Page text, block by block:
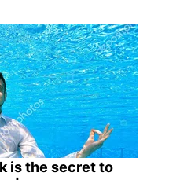
is the secret to